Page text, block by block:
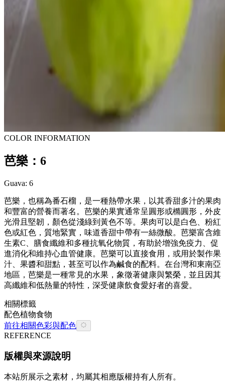
COLOR INFORMATION
芭樂：6
Guava: 6
芭樂，也稱為番石榴，是一種熱帶水果，以其香甜多汁的果肉
和豐富的營養而著名。芭樂的果實通常呈圓形或橢圓形，外皮
光滑且堅韌，顏色從淺綠到黃色不等。果肉可以是白色、粉紅
色或紅色，質地緊實，味道香甜中帶有一絲微酸。芭樂富含維
生素C、膳食纖維和多種抗氧化物質，有助於增強免疫力、促
進消化和維持心血管健康。芭樂可以直接食用，或用於製作果
汁、果醬和甜點，甚至可以作為鹹食的配料。在台灣和東南亞
地區，芭樂是一種常見的水果，象徵著健康與繁榮，並且因其
高纖維和低熱量的特性，深受健康飲食愛好者的喜愛。
相關標籤
配色植物食物
前往相關色彩與配色
REFERENCE
版權與來源說明
本站所展示之素材，均屬其相應版權持有人所有。